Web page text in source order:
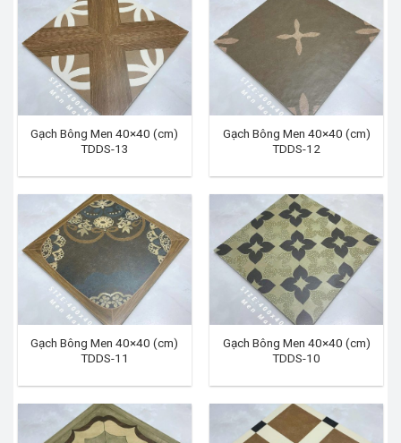
Gạch Bông Men 40×40 (cm)
TDDS-13
Gạch Bông Men 40×40 (cm)
TDDS-12
Gạch Bông Men 40×40 (cm)
TDDS-11
Gạch Bông Men 40×40 (cm)
TDDS-10